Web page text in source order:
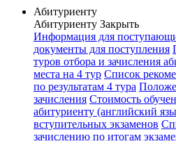
Абитуриенту
Абитуриенту Закрыть
Информация для
документы для поступления
туров отбора и зачисления
места на 4 тур Список
по результатам 4 тура
зачисления Стоимость
абитуриенту (английский
вступительных экзаменов
зачислению по итогам